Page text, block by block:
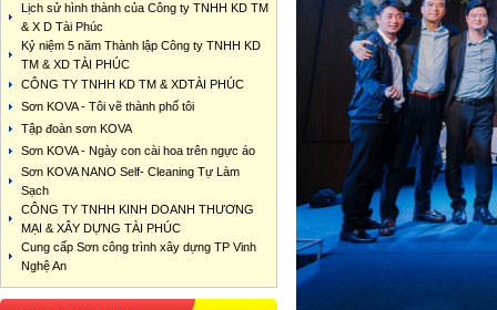
Lịch sử hình thành của Công ty TNHH KD TM
& X D Tài Phúc
Kỷ niệm 5 năm Thành lập Công ty TNHH KD
TM & XD TÀI PHÚC
CÔNG TY TNHH KD TM & XDTÀI PHÚC
Sơn KOVA - Tôi vẽ thành phố tôi
Tập đoàn sơn KOVA
Sơn KOVA - Ngày con cài hoa trên ngực áo
Sơn KOVA NANO Self- Cleaning Tự Làm
Sạch
CÔNG TY TNHH KINH DOANH THƯƠNG
MẠI & XÂY DỰNG TÀI PHÚC
Cung cấp Sơn công trình xây dựng TP Vinh
Nghệ An